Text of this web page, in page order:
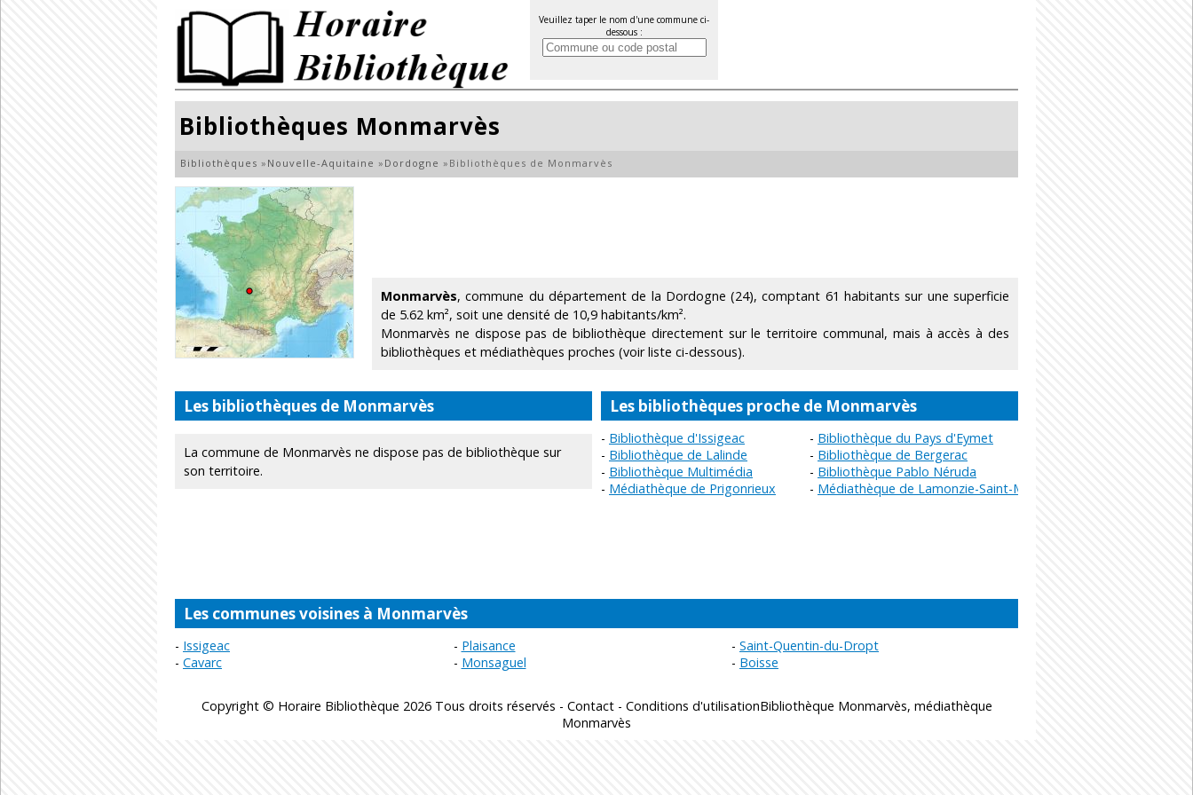
Veuillez taper le nom d'une commune ci-
dessous :
Bibliothèques Monmarvès
Bibliothèques » Nouvelle-Aquitaine » Dordogne » Bibliothèques de Monmarvès
Monmarvès, commune du département de la Dordogne (24), comptant 61 habitants sur une superficie
de 5.62 km², soit une densité de 10,9 habitants/km².
Monmarvès ne dispose pas de bibliothèque directement sur le territoire communal, mais à accès à des
bibliothèques et médiathèques proches (voir liste ci-dessous).
Les bibliothèques de Monmarvès
La commune de Monmarvès ne dispose pas de bibliothèque sur
son territoire.
Les bibliothèques proche de Monmarvès
Bibliothèque d'Issigeac
Bibliothèque du Pays d'Eymet
Bibliothèque de Lalinde
Bibliothèque de Bergerac
Bibliothèque Multimédia
Bibliothèque Pablo Néruda
Médiathèque de Prigonrieux
Médiathèque de Lamonzie-Saint-Martin
Les communes voisines à Monmarvès
Issigeac Plaisance
Saint-Quentin-du-Dropt
Cavarc
Monsaguel Boisse
Copyright © Horaire Bibliothèque 2026 Tous droits réservés - Contact- Conditions d'utilisationBibliothèque Monmarvès, médiathèque
Monmarvès